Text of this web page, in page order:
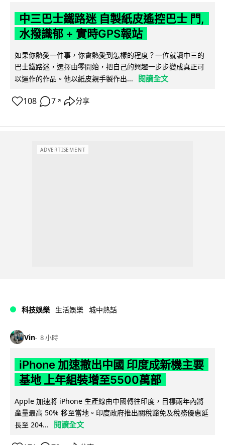
中三巴士鐵路迷 自製紙皮遙控巴士 門,
水撥識郁 + 實時GPS報站
如果你熱愛一件事，你會熱愛到怎樣的程度？一位就讀中三的
巴士鐵路迷，選擇由零開始，把自己的興趣一步步變成真正可
以運作的作品。他以紙皮親手製作出...
閱讀全文
108 7 ↗ 分享
ADVERTISEMENT
科技娛樂 生活娛樂 城中熱話
Vin 8 小時
iPhone 加速撤出中國 印度成新機主要
基地 上年組裝增至5500萬部
Apple 加速將 iPhone 生產線由中國轉往印度，目標兩年內將
產量最高 50% 移至當地。印度政府推出關稅豁免及稅務優惠延
長至 204...
閱讀全文